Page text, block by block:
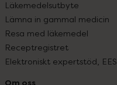
Läkemedelsutbyte
Lämna in gammal medicin
Resa med läkemedel
Receptregistret
Elektroniskt expertstöd, EES
Om oss